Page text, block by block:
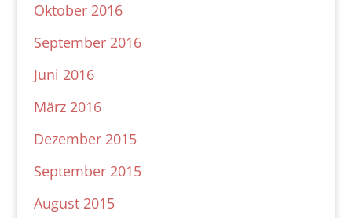
Oktober 2016
September 2016
Juni 2016
März 2016
Dezember 2015
September 2015
August 2015